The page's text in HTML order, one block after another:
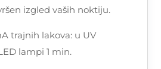
izgled vaših noktiju.
trajnih lakova: u UV
lampi 1 min.